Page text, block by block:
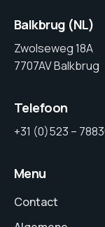
Balkbrug (NL)
Zwolseweg 18A
7707AV Balkbrug
Telefoon
+31 (0)523 –
Menu
Contact